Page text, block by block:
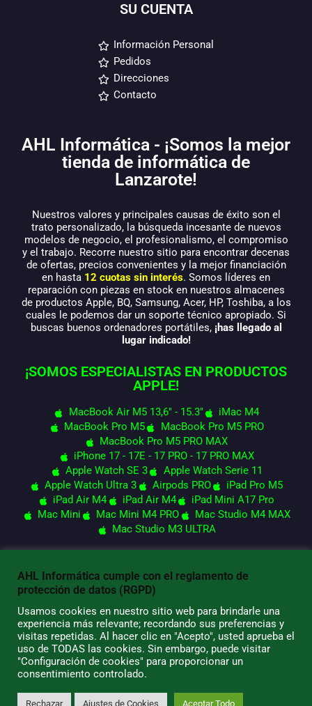
SU CUENTA
Información Personal
Pedidos
Direcciones
Contacto
AHL Informática - ¡Somos la mejor
tienda de informática de
Lanzarote!
Nuestros valores y principales causas de éxito son el
trato personalizado, la búsqueda incesante de nuevos
modelos de negocio, el profesionalismo, el compromiso
y el trabajo. Recorre nuestro sitio para encontrar decenas
de ofertas, precios convenientes y la mejor financiación
en hasta 12 cuotas sin interés. Somos líderes en
reparación con piezas en stock en nuestros almacenes
de productos Apple, BQ, Samsung, Acer, HP, Toshiba, a los
cuales le podemos dar un soporte técnico apropiado. Si
buscas buenos ordenadores portátiles, ¡has llegado al
lugar indicado!
¡SOMOS ESPECIALISTAS EN PRODUCTOS
APPLE!
MacBook Air M5 13,6" - 15.3"
iMac M4
MacBook Pro M5
MacBook Pro M5 PRO
MacBook Pro M5 PRO MAX
iPhone 17 - 17E - 17 PRO - 17 PRO MAX
Apple Watch SE 3
Apple Watch Serie 11
Apple Watch Ultra 3
Airpods PRO
iPad Pro M5
iPad Air M4
iPad Air M4
iPad Mini A17 Pro
Mac Mini
Mac Mini M4 PRO
Mac Studio M4 MAX
Mac Studio M3 ULTRA
© 2026 AHL Informática
AHL Informática cumple con el reglamento de
protección de datos (RGPD)
Usamos cookies en nuestro sitio web para brindarle una
experiencia más relevante; recordando sus preferencias y
visitas repetidas. Al hacer clic en "Acepto", usted aprueba el
uso de TODAS las cookies. Sin embargo, puede visitar
"Configuración de cookies" para proporcionar un
consentimiento controlado.
Rechazar Ajustes de Cookies Aceptar Todo